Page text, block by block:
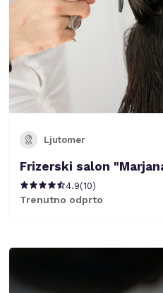
Ljutomer
Frizerski salon
4.9(10)
Trenutno odprto